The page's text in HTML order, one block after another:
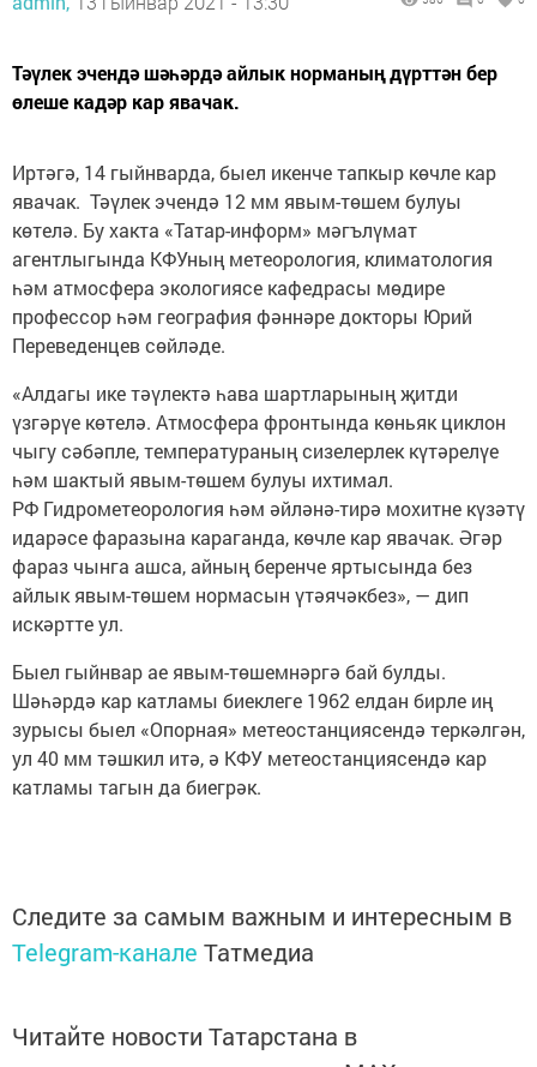
Тәүлек эчендә шәһәрдә айлык норманың дүрттән бер
өлеше кадәр кар явачак.
Иртәгә, 14 гыйнварда, быел икенче тапкыр көчле кар
явачак. Тәүлек эчендә 12 мм явым-төшем булуы
көтелә. Бу хакта «Татар-информ» мәгълүмат
агентлыгында КФУның метеорология, климатология
һәм атмосфера экологиясе кафедрасы мөдире
профессор һәм география фәннәре докторы Юрий
Переведенцев сөйләде.
«Алдагы ике тәүлектә һава шартларының җитди
үзгәрүе көтелә. Атмосфера фронтында көньяк циклон
чыгу сәбәпле, температураның сизелерлек күтәрелүе
һәм шактый явым-төшем булуы ихтимал.
РФ Гидрометеорология һәм әйләнә-тирә мохитне күзәтү
идарәсе фаразына караганда, көчле кар явачак. Әгәр
фараз чынга ашса, айның беренче яртысында без
айлык явым-төшем нормасын үтәячәкбез», — дип
искәртте ул.
Быел гыйнвар ае явым-төшемнәргә бай булды.
Шәһәрдә кар катламы биеклеге 1962 елдан бирле иң
зурысы быел «Опорная» метеостанциясендә теркәлгән,
ул 40 мм тәшкил итә, ә КФУ метеостанциясендә кар
катламы тагын да биегрәк.
Следите за самым важным и интересным в
Telegram-канале Татмедиа
Читайте новости Татарстана в